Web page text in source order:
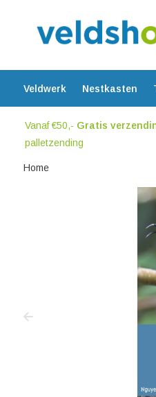
Veldwerk Nestkasten
Vanaf €50,- Gratis
palletzending
Home